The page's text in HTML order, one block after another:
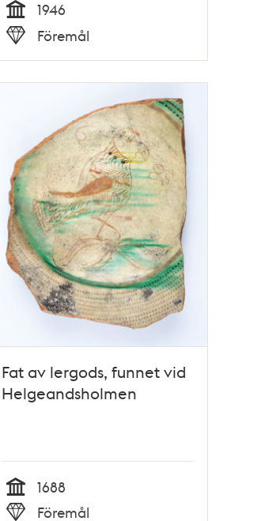
Tid
1946
Typ
Föremål
Fat av lergods, funnet vid
Helgeandsholmen
Tid
1688
Föremål